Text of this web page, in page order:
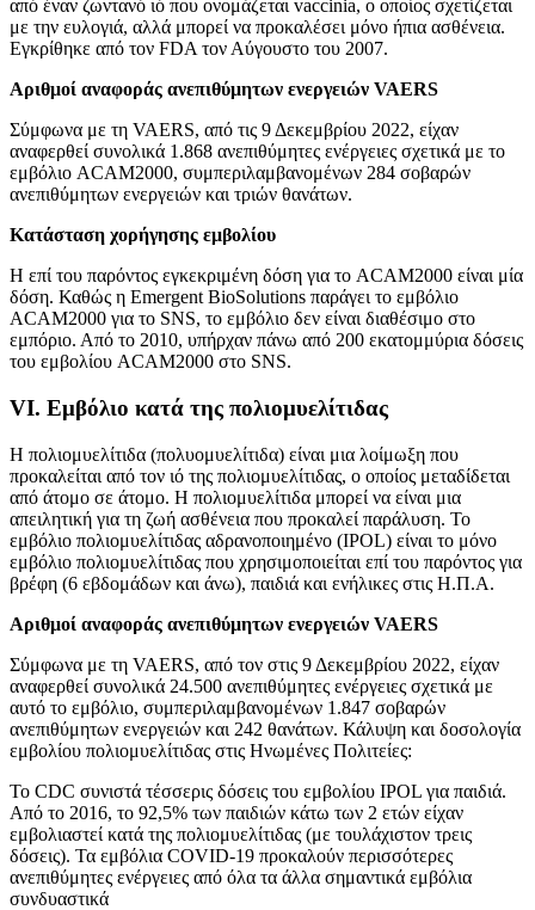
από έναν ζωντανό ιό που ονομάζεται vaccinia, ο οποίος σχετίζεται
με την ευλογιά, αλλά μπορεί να προκαλέσει μόνο ήπια ασθένεια.
Εγκρίθηκε από τον FDA τον Αύγουστο του 2007.
Αριθμοί αναφοράς ανεπιθύμητων ενεργειών VAERS
Σύμφωνα με τη VAERS, από τις 9 Δεκεμβρίου 2022, είχαν
αναφερθεί συνολικά 1.868 ανεπιθύμητες ενέργειες σχετικά με το
εμβόλιο ACAM2000, συμπεριλαμβανομένων 284 σοβαρών
ανεπιθύμητων ενεργειών και τριών θανάτων.
Κατάσταση χορήγησης εμβολίου
Η επί του παρόντος εγκεκριμένη δόση για το ACAM2000 είναι μία
δόση. Καθώς η Emergent BioSolutions παράγει το εμβόλιο
ACAM2000 για το SNS, το εμβόλιο δεν είναι διαθέσιμο στο
εμπόριο. Από το 2010, υπήρχαν πάνω από 200 εκατομμύρια δόσεις
του εμβολίου ACAM2000 στο SNS.
VI. Εμβόλιο κατά της πολιομυελίτιδας
Η πολιομυελίτιδα (πολυομυελίτιδα) είναι μια λοίμωξη που
προκαλείται από τον ιό της πολιομυελίτιδας, ο οποίος μεταδίδεται
από άτομο σε άτομο. Η πολιομυελίτιδα μπορεί να είναι μια
απειλητική για τη ζωή ασθένεια που προκαλεί παράλυση. Το
εμβόλιο πολιομυελίτιδας αδρανοποιημένο (IPOL) είναι το μόνο
εμβόλιο πολιομυελίτιδας που χρησιμοποιείται επί του παρόντος για
βρέφη (6 εβδομάδων και άνω), παιδιά και ενήλικες στις Η.Π.Α.
Αριθμοί αναφοράς ανεπιθύμητων ενεργειών VAERS
Σύμφωνα με τη VAERS, από τον στις 9 Δεκεμβρίου 2022, είχαν
αναφερθεί συνολικά 24.500 ανεπιθύμητες ενέργειες σχετικά με
αυτό το εμβόλιο, συμπεριλαμβανομένων 1.847 σοβαρών
ανεπιθύμητων ενεργειών και 242 θανάτων. Κάλυψη και δοσολογία
εμβολίου πολιομυελίτιδας στις Ηνωμένες Πολιτείες:
Το CDC συνιστά τέσσερις δόσεις του εμβολίου IPOL για παιδιά.
Από το 2016, το 92,5% των παιδιών κάτω των 2 ετών είχαν
εμβολιαστεί κατά της πολιομυελίτιδας (με τουλάχιστον τρεις
δόσεις). Τα εμβόλια COVID-19 προκαλούν περισσότερες
ανεπιθύμητες ενέργειες από όλα τα άλλα σημαντικά εμβόλια
συνδυαστικά